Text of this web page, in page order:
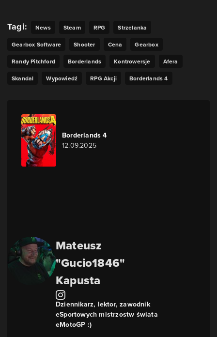
Tagi: News Steam RPG
Strzelanka
Gearbox Software
Shooter Cena
Gearbox
Randy Pitchford
Borderlands Kontrowersje
Afera
Skandal
Wypowiedź RPG Akcji Borderlands 4
Mateusz
"Gucio1846"
Kapusta
Dziennikarz, lektor, zawodnik
eSportowych mistrzostw świata
eMotoGP :)
Borderlands 4
12.09.2025